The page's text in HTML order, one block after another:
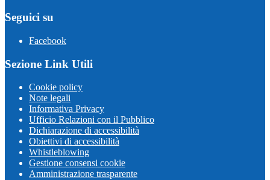
Seguici su
Facebook
Sezione Link Utili
Cookie policy
Note legali
Informativa Privacy
Ufficio Relazioni con il Pubblico
Dichiarazione di accessibilità
Obiettivi di accessibilità
Whistleblowing
Gestione consensi cookie
Amministrazione trasparente